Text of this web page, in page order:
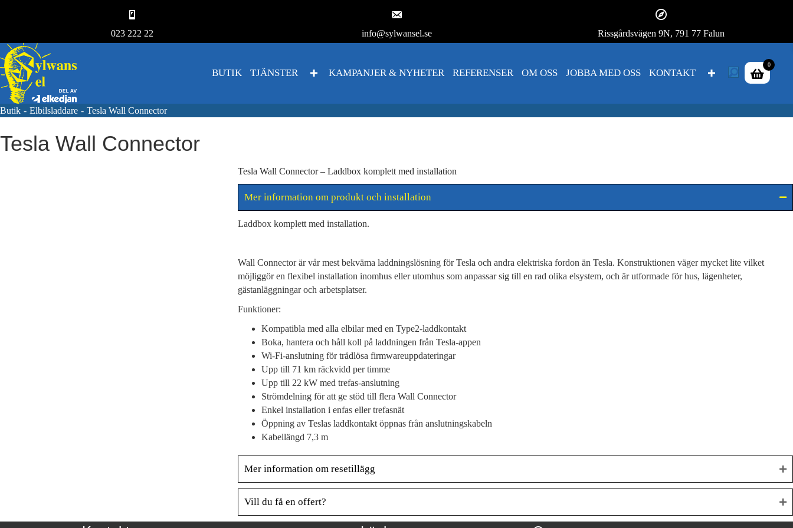
023 222 22 info@sylwansel.se Rissgårdsvägen 9N, 791 77 Falun
BUTIK TJÄNSTER KAMPANJER & NYHETER REFERENSER OM OSS JOBBA MED OSS KONTAKT
0
Butik - Elbilsladdare - Tesla Wall Connector
Tesla Wall Connector
Tesla Wall Connector – Laddbox komplett med installation
Mer information om produkt och installation
Laddbox komplett med installation.
Wall Connector är vår mest bekväma laddningslösning för Tesla och andra elektriska fordon än Tesla. Konstruktionen väger mycket lite vilket
möjliggör en flexibel installation inomhus eller utomhus som anpassar sig till en rad olika elsystem, och är utformade för hus, lägenheter,
gästanläggningar och arbetsplatser.
Funktioner:
Kompatibla med alla elbilar med en Type2-laddkontakt
Boka, hantera och håll koll på laddningen från Tesla-appen
Wi-Fi-anslutning för trådlösa firmwareuppdateringar
Upp till 71 km räckvidd per timme
Upp till 22 kW med trefas-anslutning
Strömdelning för att ge stöd till flera Wall Connector
Enkel installation i enfas eller trefasnät
Öppning av Teslas laddkontakt öppnas från anslutningskabeln
Kabellängd 7,3 m
Mer information om resetillägg
Vill du få en offert?